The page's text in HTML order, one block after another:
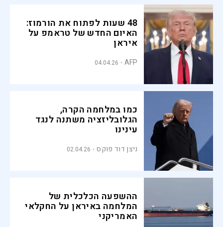
48 שעות לפתוח את הורמוז:
האיום החדש של טראמפ על
איראן
AFP
04.04.26
כמו במלחמה הקרה,
הגלובליזציה משתנה לנגד
עינינו
ניצן דוד פוקס 02.04.26
ההשפעה הכלכלית של
המלחמה באיראן על החקלאי
האמריקני